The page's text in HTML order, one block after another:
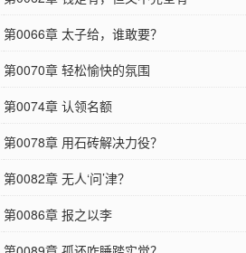
第0066章 太子给，谁敢要？
第0070章 轻松愉快的氛围
第0074章 认领名额
第0078章 用石砖解决力役？
第0082章 无人‘问’津？
第0086章 报之以李